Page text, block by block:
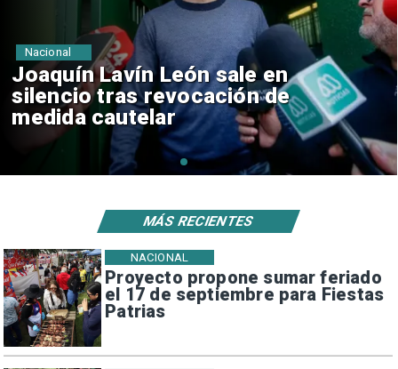
Chile y Venezuela formalizan
reinicio de relaciones
consulares
Nacional
Proyecto propone sumar feriado
el 17 de septiembre para Fiestas
Patrias
NACIONAL
MÁS RECIENTES